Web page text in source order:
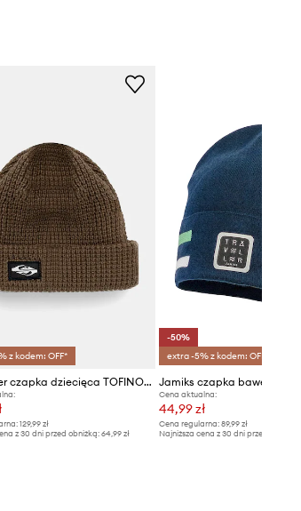
z kodem: OFF*
Quiksilver czapka dziecięca TOFINO BEANIE
129,99 zł
z 30 dni przed obniżką:64,99 zł
-50%
extra -5% z kodem: OFF*
Cena aktualna:
44,99 zł
Cena regularna: 89,99 zł
Najniższa cena z 30 dni przed obniżką: